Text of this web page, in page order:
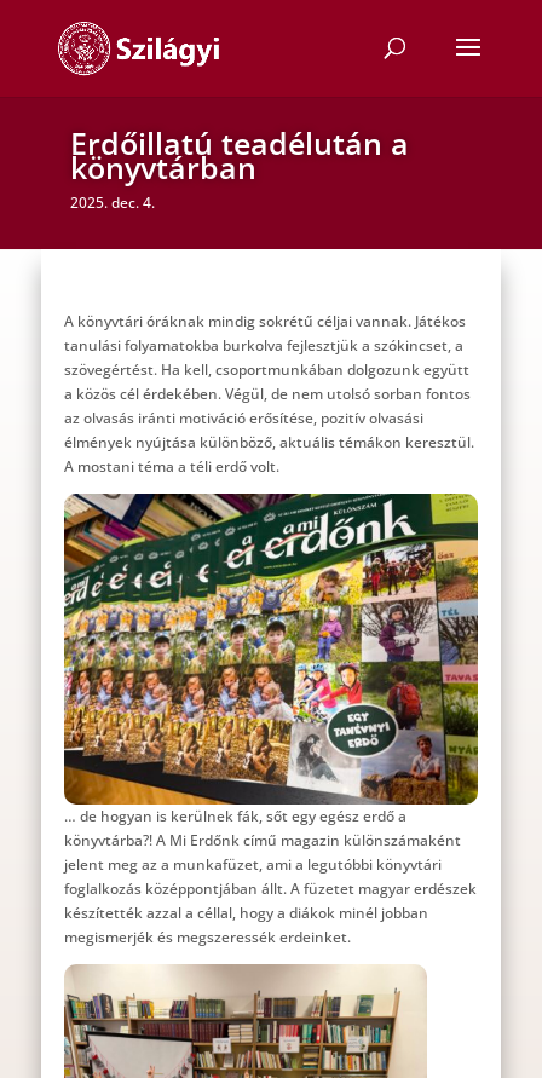
Erdőillatú teadélután a
könyvtárban
2025. dec. 4.
A könyvtári óráknak mindig sokrétű céljai vannak. Játékos
tanulási folyamatokba burkolva fejlesztjük a szókincset, a
szövegértést. Ha kell, csoportmunkában dolgozunk együtt
a közös cél érdekében. Végül, de nem utolsó sorban fontos
az olvasás iránti motiváció erősítése, pozitív olvasási
élmények nyújtása különböző, aktuális témákon keresztül.
A mostani téma a téli erdő volt.
… de hogyan is kerülnek fák, sőt egy egész erdő a
könyvtárba?! A Mi Erdőnk című magazin különszámaként
jelent meg az a munkafüzet, ami a legutóbbi könyvtári
foglalkozás középpontjában állt. A füzetet magyar erdészek
készítették azzal a céllal, hogy a diákok minél jobban
megismerjék és megszeressék erdeinket.